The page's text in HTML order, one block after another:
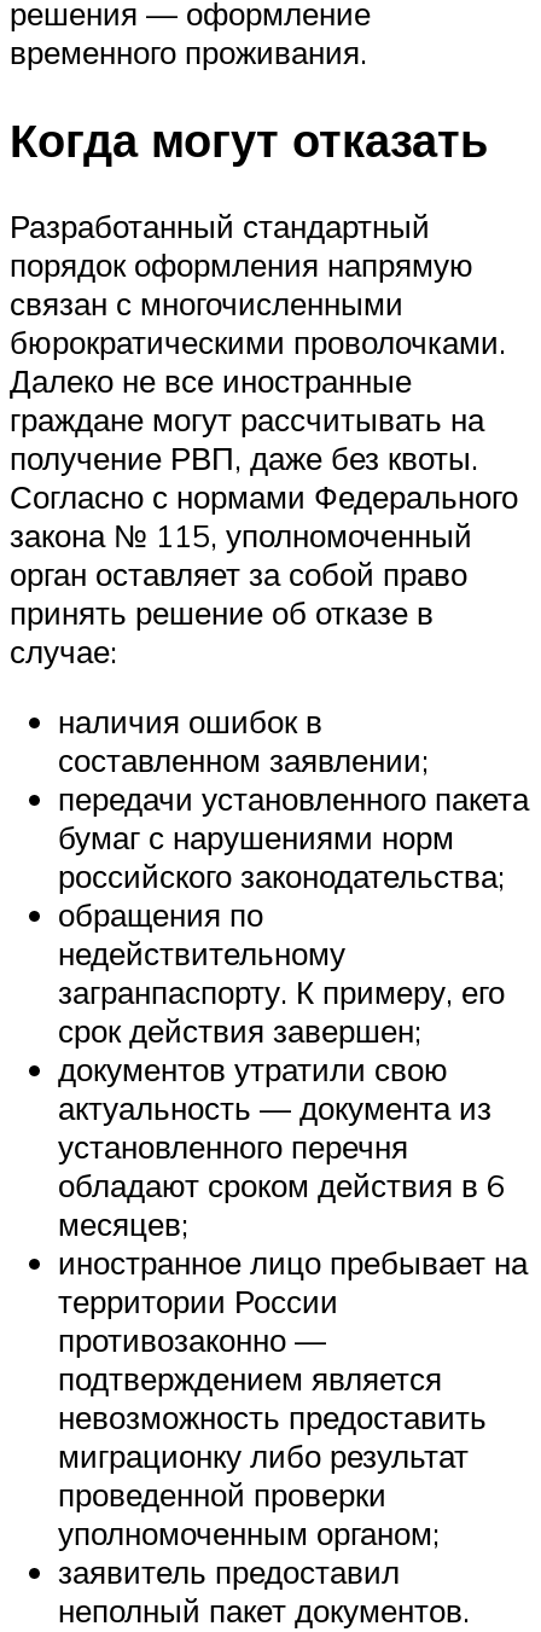
решения — оформление
временного проживания.
Когда могут отказать
Разработанный стандартный
порядок оформления напрямую
связан с многочисленными
бюрократическими проволочками.
Далеко не все иностранные
граждане могут рассчитывать на
получение РВП, даже без квоты.
Согласно с нормами Федерального
закона № 115, уполномоченный
орган оставляет за собой право
принять решение об отказе в
случае:
наличия ошибок в
составленном заявлении;
передачи установленного пакета
бумаг с нарушениями норм
российского законодательства;
обращения по
недействительному
загранпаспорту. К примеру, его
срок действия завершен;
документов утратили свою
актуальность — документа из
установленного перечня
обладают сроком действия в 6
месяцев;
иностранное лицо пребывает на
территории России
противозаконно —
подтверждением является
невозможность предоставить
миграционку либо результат
проведенной проверки
уполномоченным органом;
заявитель предоставил
неполный пакет документов.